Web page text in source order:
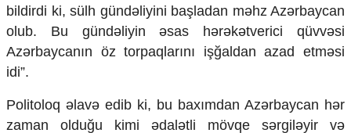
bildirdi ki, sülh gündəliyini başladan məhz Azərbaycan
olub. Bu gündəliyin əsas hərəkətverici qüvvəsi
Azərbaycanın öz torpaqlarını işğaldan azad etməsi
idi”.
Politoloq əlavə edib ki, bu baxımdan Azərbaycan hər
zaman olduğu kimi ədalətli mövqe sərgiləyir və